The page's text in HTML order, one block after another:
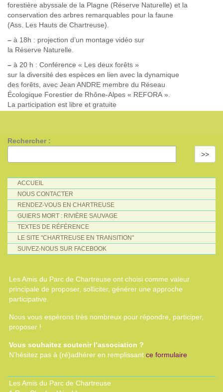
forestière abyssale de la Plagne (Réserve Naturelle) et la
conservation des arbres remarquables pour la faune
(Ass. Les Hauts de Chartreuse).
– à 18h : projection d’un montage vidéo sur
la Réserve Naturelle.
– à 20 h : Conférence « Les deux forêts »
sur la diversité des espèces en lien avec la dynamique
des forêts, avec Jean ANDRE membre du Réseau
Écologique Forestier de Rhône-Alpes « REFORA ».
La participation est libre et gratuite
Rechercher :
>>
ACCUEIL
NOUS CONTACTER
RENDEZ-VOUS EN CHARTREUSE
GUIERS MORT : RIVIÈRE SAUVAGE
TEXTES DE RÉFÉRENCE
LE SITE "CHARTREUSE EN TRANSITION"
SUIVEZ-NOUS SUR FACEBOOK
Les Amis du Parc de Chartreuse ont choisi comme valeur
principale de proposer, solliciter, générer une approche
participative.
Nous vous espérons très nombreux pour répondre, participer,
proposer !
Vous souhaitez soutenir l’association ?
N’hésitez pas à (ré)adhérer en remplissant ce formulaire
Les Amis du Parc de Chartreuse